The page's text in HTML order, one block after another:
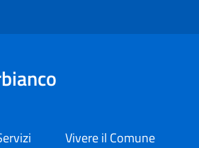
Vivere il Comune